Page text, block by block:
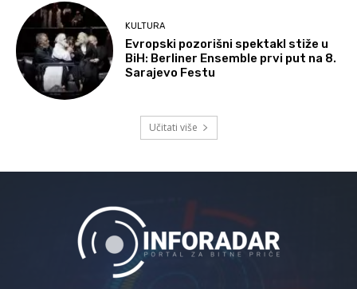
KULTURA
Evropski pozorišni spektakl stiže u
BiH: Berliner Ensemble prvi put na 8.
Sarajevo Festu
Učitati više